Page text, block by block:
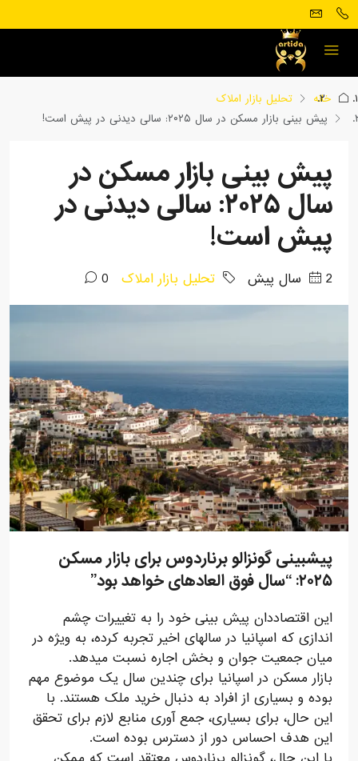
خانه
تحلیل بازار املاک
پیش بینی بازار مسکن در سال ۲۰۲۵: سالی دیدنی در پیش است!
پیش بینی بازار مسکن در
سال ۲۰۲۵: سالی دیدنی در
پیش است!
2 سال پیش تحلیل بازار املاک 0
پیشبینی گونزالو برناردوس برای بازار مسکن
۲۰۲۵: “سال فوق العادهای خواهد بود”
این اقتصاددان پیش بینی خود را به تغییرات چشم
اندازی که اسپانیا در سالهای اخیر تجربه کرده، به ویژه در
میان جمعیت جوان و بخش اجاره نسبت میدهد.
بازار مسکن در اسپانیا برای چندین سال یک موضوع مهم
بوده و بسیاری از افراد به دنبال خرید ملک هستند. با
این حال، برای بسیاری، جمع آوری منابع لازم برای تحقق
این هدف احساس دور از دسترس بوده است.